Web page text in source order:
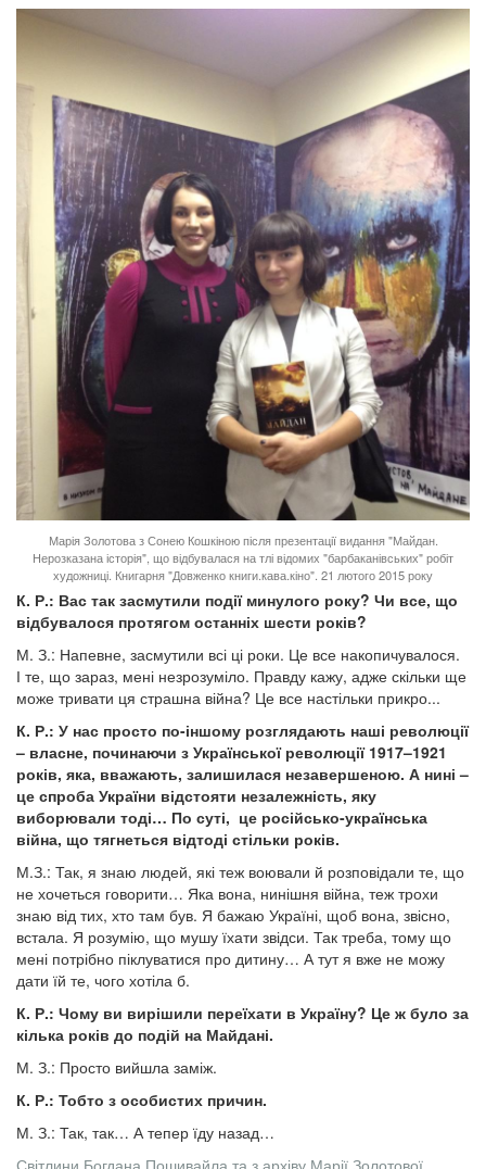
Марія Золотова з Сонею Кошкіною після презентації видання "Майдан.
Нерозказана історія", що відбувалася на тлі відомих "барбаканівських" робіт
художниці. Книгарня "Довженко книги.кава.кіно". 21 лютого 2015 року
К. Р.: Вас так засмутили події минулого року? Чи все, що
відбувалося протягом останніх шести років?
М. З.: Напевне, засмутили всі ці роки. Це все накопичувалося.
І те, що зараз, мені незрозуміло. Правду кажу, адже скільки ще
може тривати ця страшна війна? Це все настільки прикро...
К. Р.: У нас просто по-іншому розглядають наші революції
– власне, починаючи з Української революції 1917–1921
років, яка, вважають, залишилася незавершеною. А нині –
це спроба України відстояти незалежність, яку
виборювали тоді… По суті, це російсько-українська
війна, що тягнеться відтоді стільки років.
М.З.: Так, я знаю людей, які теж воювали й розповідали те, що
не хочеться говорити… Яка вона, нинішня війна, теж трохи
знаю від тих, хто там був. Я бажаю Україні, щоб вона, звісно,
встала. Я розумію, що мушу їхати звідси. Так треба, тому що
мені потрібно піклуватися про дитину… А тут я вже не можу
дати їй те, чого хотіла б.
К. Р.: Чому ви вирішили переїхати в Україну? Це ж було за
кілька років до подій на Майдані.
М. З.: Просто вийшла заміж.
К. Р.: Тобто з особистих причин.
М. З.: Так, так… А тепер їду назад…